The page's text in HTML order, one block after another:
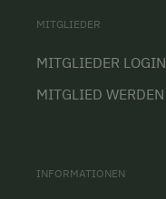
MITGLIEDER
MITGLIEDER LOGIN
MITGLIED WERDEN
INFORMATIONEN